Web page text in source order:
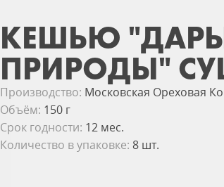
КЕШЬЮ
ПРИРОДЫ"
Производство: Московская Ореховая
Объём: 150 г
Срок годности: 12 мес.
Количество в упаковке: 8 шт.